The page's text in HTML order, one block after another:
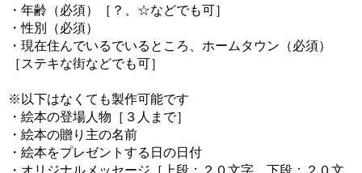
・年齢（必須）［？、☆などでも可］
・性別（必須）
・現在住んでいるでいるところ、ホームタウン（必須）
［ステキな街などでも可］
※以下はなくても製作可能です
・絵本の登場人物［３人まで］
・絵本の贈り主の名前
・絵本をプレゼントする日の日付
・オリジナルメッセージ［上段：２０文字、下段：２０文